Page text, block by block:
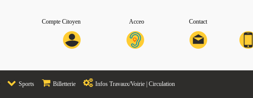
Compte Citoyen Acceo Contact
Sports Billetterie Infos Travaux/Voirie | Circulation